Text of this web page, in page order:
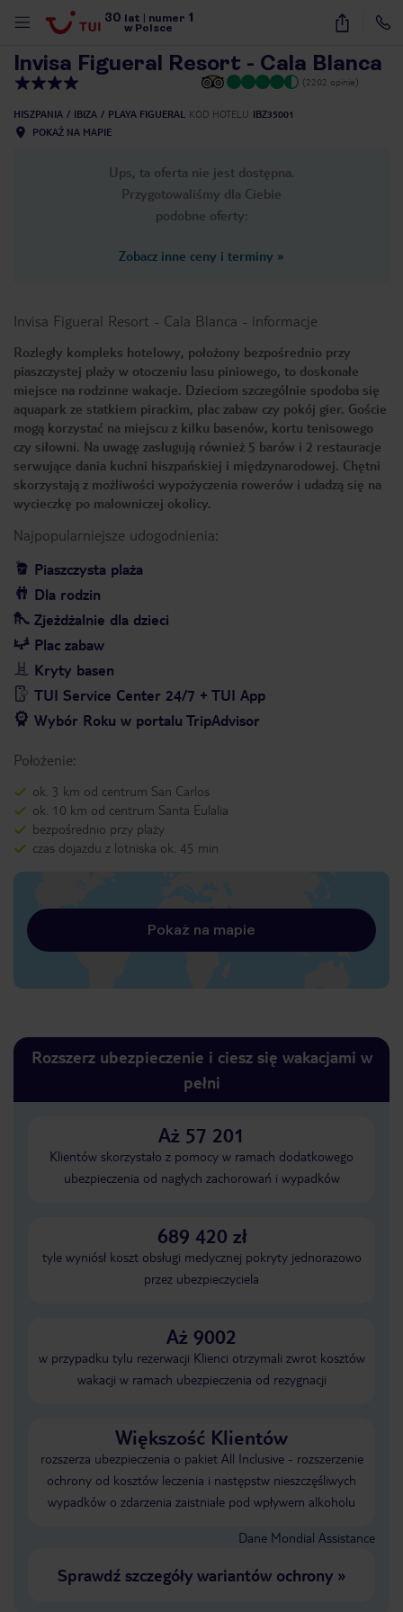
30 lat numer 1
w Polsce
49
Invisa Figueral Resort - Cala Blanca
(2202 opinie)
HISZPANIA IBIZA PLAYA FIGUERAL KOD HOTELU IBZ35001
POKAŻ NA MAPIE
Ups, ta oferta nie jest dostępna.
Przygotowaliśmy dla Ciebie
podobne oferty:
Zobacz inne ceny i terminy »
Invisa Figueral Resort - Cala Blanca - informacje
Rozległy kompleks hotelowy, położony bezpośrednio przy
piaszczystej plaży w otoczeniu lasu piniowego, to doskonałe
miejsce na rodzinne wakacje. Dzieciom szczególnie spodoba się
aquapark ze statkiem pirackim, plac zabaw czy pokój gier. Goście
mogą korzystać na miejscu z kilku basenów, kortu tenisowego
czy siłowni. Na uwagę zasługują również 5 barów i 2 restauracje
serwujące dania kuchni hiszpańskiej i międzynarodowej. Chętni
skorzystają z możliwości wypożyczenia rowerów i udadzą się na
wycieczkę po malowniczej okolicy.
Najpopularniejsze udogodnienia:
Piaszczysta plaża
Dla rodzin
Zjeżdżalnie dla dzieci
Plac zabaw
Kryty basen
TUI Service Center 24/7 + TUI App
Wybór Roku w portalu TripAdvisor
Położenie:
ok. 3 km od centrum San Carlos
ok. 10 km od centrum Santa Eulalia
bezpośrednio przy plaży
czas dojazdu z lotniska ok. 45 min
Pokaż na mapie
Rozszerz ubezpieczenie i ciesz się wakacjami w
pełni
Aż 57 201
Klientów skorzystało z pomocy w ramach dodatkowego
ubezpieczenia od nagłych zachorowań i wypadków
689 420 zł
tyle wyniósł koszt obsługi medycznej pokryty jednorazowo
przez ubezpieczyciela
Aż 9002
w przypadku tylu rezerwacji Klienci otrzymali zwrot kosztów
wakacji w ramach ubezpieczenia od rezygnacji
Większość Klientów
rozszerza ubezpieczenia o pakiet All Inclusive - rozszerzenie
ochrony od kosztów leczenia i następstw nieszczęśliwych
wypadków o zdarzenia zaistniałe pod wpływem alkoholu
Dane Mondial Assistance
Sprawdź szczegóły wariantów ochrony»